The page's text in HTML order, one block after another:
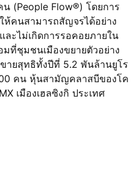
(People Flow®) โดยการ
คนสามารถสัญจรได้อย่าง
ะไม่เกิดการรอคอยภายใน
ที่ชุมชนเมืองขยายตัวอย่าง
ขายสุทธิทั้งปีที่ 5.2 พันล้านยูโร
คน หุ้นสามัญคลาสบีของโค
เมืองเฮลซิงกิ ประเทศ